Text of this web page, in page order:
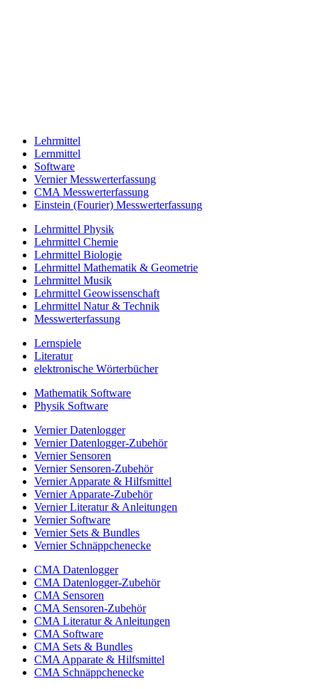
Lehrmittel
Lernmittel
Software
Vernier Messwerterfassung
CMA Messwerterfassung
Einstein (Fourier) Messwerterfassung
Lehrmittel Physik
Lehrmittel Chemie
Lehrmittel Biologie
Lehrmittel Mathematik & Geometrie
Lehrmittel Musik
Lehrmittel Geowissenschaft
Lehrmittel Natur & Technik
Messwerterfassung
Lernspiele
Literatur
elektronische Wörterbücher
Mathematik Software
Physik Software
Vernier Datenlogger
Vernier Datenlogger-Zubehör
Vernier Sensoren
Vernier Sensoren-Zubehör
Vernier Apparate & Hilfsmittel
Vernier Apparate-Zubehör
Vernier Literatur & Anleitungen
Vernier Software
Vernier Sets & Bundles
Vernier Schnäppchenecke
CMA Datenlogger
CMA Datenlogger-Zubehör
CMA Sensoren
CMA Sensoren-Zubehör
CMA Literatur & Anleitungen
CMA Software
CMA Sets & Bundles
CMA Apparate & Hilfsmittel
CMA Schnäppchenecke